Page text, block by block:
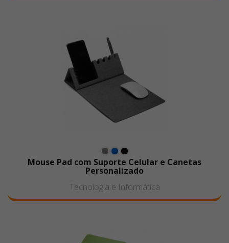
Mouse Pad com Suporte Celular e Canetas
Personalizado
Tecnologia e Informática